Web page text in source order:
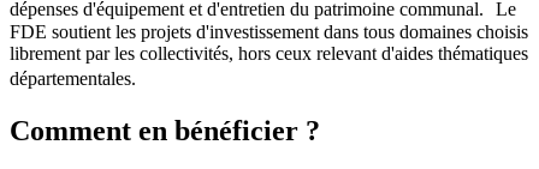
dépenses d'équipement et d'entretien du patrimoine communal. Le
FDE soutient les projets d'investissement dans tous domaines choisis
librement par les collectivités, hors ceux relevant d'aides thématiques
départementales.
Comment en bénéficier ?